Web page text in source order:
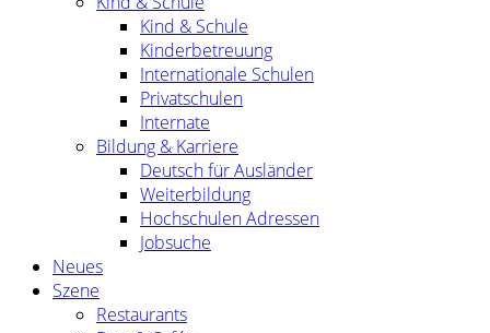
Kind & Schule
Kinderbetreuung
Internationale Schulen
Privatschulen
Internate
Bildung & Karriere
Deutsch für Ausländer
Weiterbildung
Hochschulen Adressen
Jobsuche
Neues
Szene
Restaurants